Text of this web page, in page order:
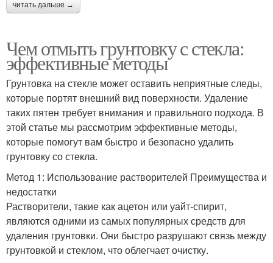
читать дальше →
Чем отмыть грунтовку с стекла:
эффективные методы
Грунтовка на стекле может оставить неприятные следы,
которые портят внешний вид поверхности. Удаление
таких пятен требует внимания и правильного подхода. В
этой статье мы рассмотрим эффективные методы,
которые помогут вам быстро и безопасно удалить
грунтовку со стекла.
Метод 1: Использование растворителей Преимущества и
недостатки
Растворители, такие как ацетон или уайт-спирит,
являются одними из самых популярных средств для
удаления грунтовки. Они быстро разрушают связь между
грунтовкой и стеклом, что облегчает очистку.